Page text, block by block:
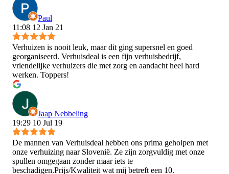
Paul
11:08 12 Jan 21
Verhuizen is nooit leuk, maar dit ging supersnel en goed
georganiseerd. Verhuisdeal is een fijn verhuisbedrijf,
vriendelijke verhuizers die met zorg en aandacht heel hard
werken. Toppers!
Jaap Nebbeling
19:29 10 Jul 19
De mannen van Verhuisdeal hebben ons prima geholpen met
onze verhuizing naar Slovenië. Ze zijn zorgvuldig met onze
spullen omgegaan zonder maar iets te
beschadigen.Prijs/Kwaliteit wat mij betreft een 10.